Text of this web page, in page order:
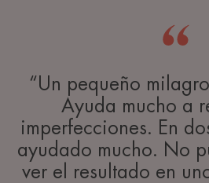
“Un pequeño
Ayuda mucho a
imperfecciones. En
ayudado mucho. No
ver el resultado en